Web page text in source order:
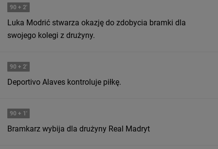
90 + 2'
Luka Modrić stwarza okazję do zdobycia bramki dla
swojego kolegi z drużyny.
90 + 2'
Deportivo Alaves kontroluje piłkę.
90 + 1'
Bramkarz wybija dla drużyny Real Madryt